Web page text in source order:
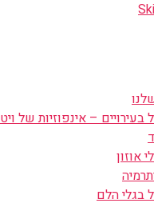
בעירויים – אינפוזיות של
אוזון
בגלי הלם